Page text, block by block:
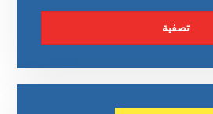
تصفية